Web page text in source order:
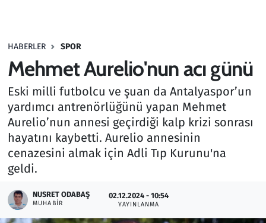
HABERLER SPOR
Mehmet Aurelio'nun acı günü
Eski milli futbolcu ve şuan da Antalyaspor’un
yardımcı antrenörlüğünü yapan Mehmet
Aurelio’nun annesi geçirdiği kalp krizi sonrası
hayatını kaybetti. Aurelio annesinin
cenazesini almak için Adli Tıp Kurunu'na
geldi.
NUSRET ODABAŞ
MUHABIR
02.12.2024 - 10:54
YAYINLANMA
Haber
Kurumsal Haberler
Lezzet Durağı
Memur ve Kamu
Otomobil